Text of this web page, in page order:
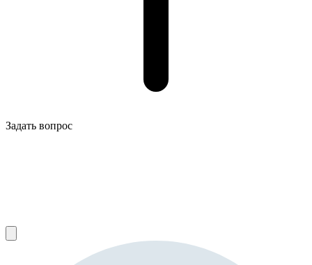
Задать вопрос